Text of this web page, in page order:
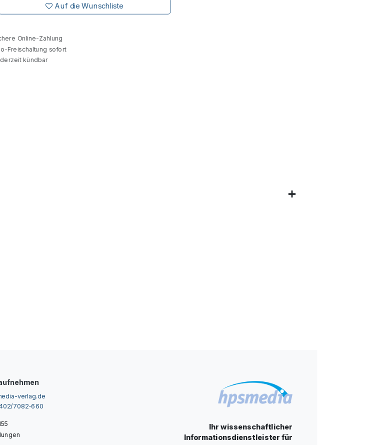
Auf die Wunschliste
Online-Zahlung
Freischaltung sofort
kündbar
verlag.de
7082-660
Ihr wissenschaftlicher
Informationsdienstleister für